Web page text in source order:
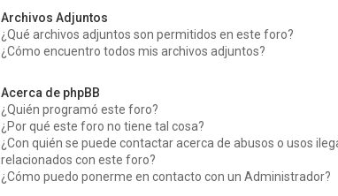
Archivos Adjuntos
¿Qué archivos adjuntos son permitidos en este foro?
¿Cómo encuentro todos mis archivos adjuntos?
Acerca de phpBB
¿Quién programó este foro?
¿Por qué este foro no tiene tal cosa?
¿Con quién se puede contactar acerca de abusos o usos
relacionados con este foro?
¿Cómo puedo ponerme en contacto con un Administrador?